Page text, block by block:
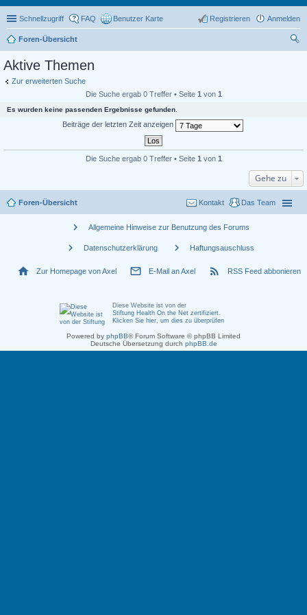
Schnellzugriff FAQ Benutzer Karte Anmelden
Registrieren
Foren-Übersicht
Aktive Themen
Zur erweiterten Suche
Die Suche ergab 0 Treffer • Seite 1 von 1
Es wurden keine passenden Ergebnisse gefunden.
Beiträge der letzten Zeit anzeigen
Die Suche ergab 0 Treffer • Seite 1 von 1
Gehe zu
Foren-Übersicht Das Team
Kontakt
chevron_right Allgemeine Hinweise zur Benutzung des Forums
chevron_right Datenschutzerklärung chevron_right Haftungsauschluss
home Zur Homepage von Axel mail_outline E-Mail an Axel rss_feed RSS Feed abbonieren
Diese Website ist von der
Stiftung Health On the Net zertifiziert
Klicken Sie hier, um dies zu überprüfen
Powered by phpBB® Forum Software © phpBB Limited
Deutsche Übersetzung durch phpBB.de